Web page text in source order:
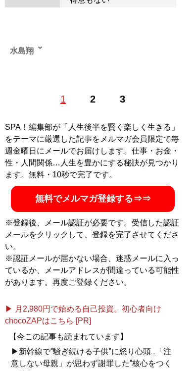
1 2 3
水島翔
役。スキャルピングとデイトレードを得意とするFXトレ
し、地元建設会社、漁師、大手運送会社に勤務。会社員
生活を送るが、FXに出合い、10か月後に月収850万円を
突破。現在は好きなことで生きていくためにライフスタ
イルを発信。地域創生のために飲食事業や不動産事業な
ども展開する。YouTubeチャンネル「FX/ryoushi-
trader」の登録者数は14万人超。SNSのフォロワー数は
延べ20万人を超える。 自身のライフスタイルやお金を
稼ぐためのマインドを綴った『株式会社好きなことで生
グのノウハウを一冊に凝縮した『漁師トレーダー翔の
「一本釣りFX」 世界一やさしいデイトレ・スキャルピ
ング入門』
つく最新刊『爆釣FXドリル 【実録】知識ゼロから10か
月で月収850万円を達成した「S級スキャルピング」』
（KADOKAWA）が発売中 ●YouTube：「FX/ryoushi-
shooooo.__/
生きていく』
SPA！編集部が「人生後半を賢く楽しく生きる」
をテーマに厳選した記事をメルマガ会員限定で毎
週金曜日にメールでお届けします。仕事・お金・
性・人間関係…人生を豊かにする秘訣が見つかり
ます。無料・10秒で完了です。
無料でメルマガ登録する⇒⇒
※登録後、メール認証が必要です。受信した認証
メールをクリックして、登録を完了させてくださ
い。
※認証メールが届かない場合、迷惑メールに入っ
ているか、メールアドレスが間違っている可能性
があります。再度ご登録ください。
▶ 月2,980円で始める自己投資。初心者向け
chocoZAPはこちら [PR]
【今この記事も読まれています】
▶新幹線で“騒ぎ続ける子供”に怒り心頭...「注
意しない母親」が思わず謝罪した“核心をつく